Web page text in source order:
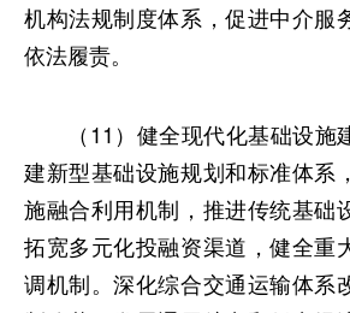
机构法规制度体系，促进中介服
依法履责。
（11）健全现代化基础设
建新型基础设施规划和标准体系
施融合利用机制，推进传统基础
拓宽多元化投融资渠道，健全重
调机制。深化综合交通运输体系